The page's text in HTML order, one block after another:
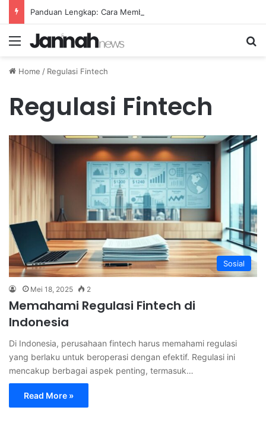
Menu
Home / Regulasi Fintech
Regulasi Fintech
Sosial
Mei 18, 2025 2
Memahami Regulasi Fintech di
Indonesia
Di Indonesia, perusahaan fintech harus memahami regulasi
yang berlaku untuk beroperasi dengan efektif. Regulasi ini
mencakup berbagai aspek penting, termasuk…
Read More »